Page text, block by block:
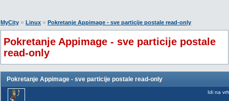
MyCity » Linux » Pokretanje Appimage - sve particije postale read-only
Pokretanje Appimage - sve particije postale
read-only
Pokretanje Appimage - sve particije postale read-only
Idi na vrh